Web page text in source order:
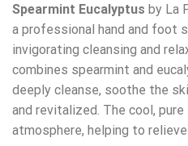
Spearmint Eucalyptus by La
a professional hand and foot
invigorating cleansing and
combines spearmint and
deeply cleanse, soothe the
and revitalized. The cool,
atmosphere, helping to